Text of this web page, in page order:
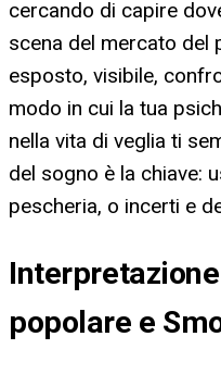
cercando di capire
scena del mercato del
esposto, visibile,
modo in cui la tua
nella vita di veglia ti
del sogno è la chiave:
pescheria, o incerti e
popolare e